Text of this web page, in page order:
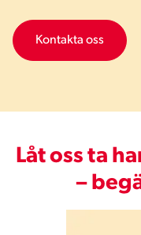
Kontakta oss
Låt oss ta
–